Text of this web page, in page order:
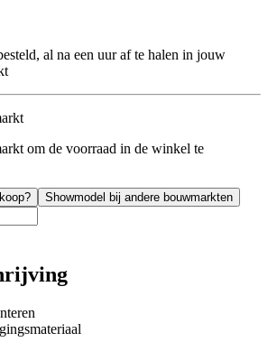
al na een uur af te halen in jouw
om de voorraad in de winkel te
Showmodel bij andere bouwmarkten